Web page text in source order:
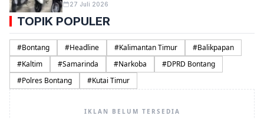
27 Juli 2026
TOPIK POPULER
#Bontang #Headline #Kalimantan Timur #Balikpapan
#Kaltim #Samarinda #Narkoba #DPRD Bontang
#Polres Bontang #Kutai Timur
IKLAN BELUM TERSEDIA